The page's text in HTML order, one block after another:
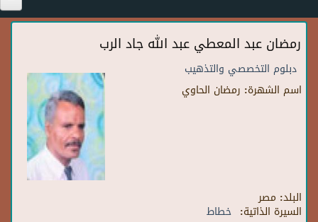
رمضان عبد المعطي عبد الله جاد الرب
دبلوم التخصصي والتذهيب
اسم الشهرة: رمضان الحاوي
البلد: مصر
السيرة الذاتية: خطاط